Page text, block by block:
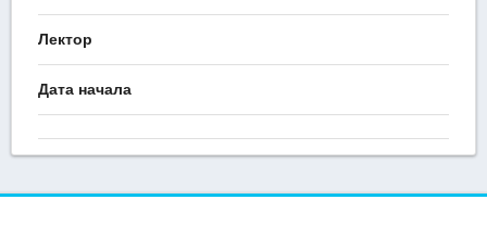
Лектор
Дата начала